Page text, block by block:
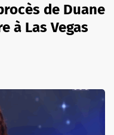
de Duane
à Las Vegas